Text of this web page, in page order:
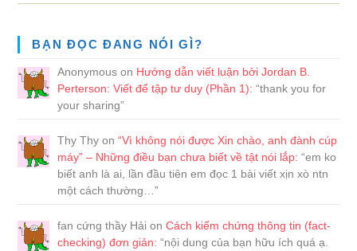
BẠN ĐỌC ĐANG NÓI GÌ?
Anonymous on Hướng dẫn viết luận bởi Jordan B.
Perterson: Viết để tập tư duy (Phần 1): “thank you for
your sharing”
Thy Thy on“Vì không nói được Xin chào, anh đành cúp
máy” – Những điều bạn chưa biết về tật nói lắp: “em ko
biết anh là ai, lần đầu tiên em đọc 1 bài viết xịn xò ntn
một cách thường…”
fan cứng thầy Hải onCách kiểm chứng thông tin (fact-
checking) đơn giản: “nội dung của bạn hữu ích quá ạ.